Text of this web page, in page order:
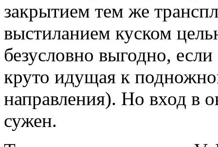
закрытием тем же
выстиланием куском
безусловно выгодно,
круто идущая к
направления). Но вход в
сужен.